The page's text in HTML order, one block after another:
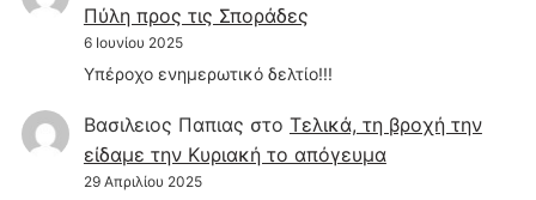
Πύλη προς τις Σποράδες
6 Ιουνίου 2025
Υπέροχο ενημερωτικό δελτίο!!!
Βασιλειος Παπιας στο Τελικά, τη βροχή την
είδαμε την Κυριακή το απόγευμα
29 Απριλίου 2025